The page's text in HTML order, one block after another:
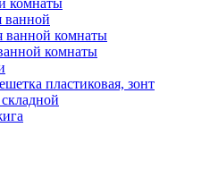
ванной
ванной комнаты
комнаты
пластиковая, зонт